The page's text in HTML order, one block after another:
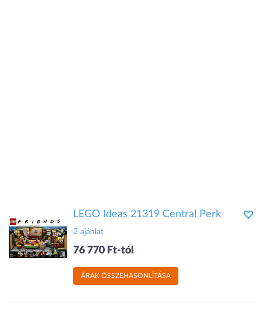
LEGO Ideas 21319 Central Perk
2 ajánlat
76 770 Ft-tól
ÁRAK ÖSSZEHASONLÍTÁSA